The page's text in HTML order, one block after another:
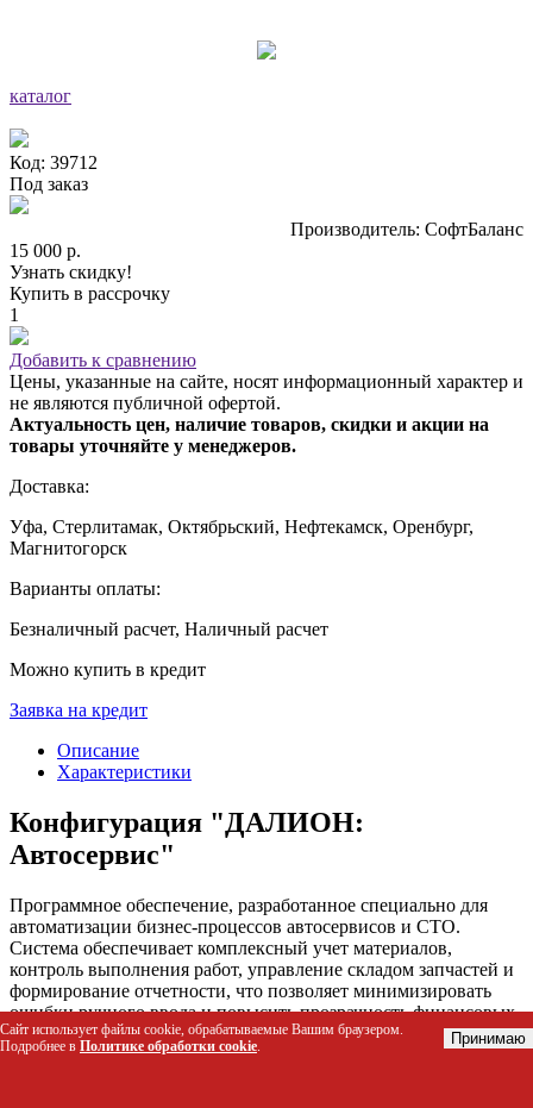
каталог
Код: 39712
Под заказ
Производитель: СофтБаланс
15 000 р.
Узнать скидку!
Купить в рассрочку
1
Добавить к сравнению
Цены, указанные на сайте, носят информационный характер и
не являются публичной офертой.
Актуальность цен, наличие товаров, скидки и акции на
товары уточняйте у менеджеров.
Доставка:
Уфа, Стерлитамак, Октябрьский, Нефтекамск, Оренбург,
Магнитогорск
Варианты оплаты:
Безналичный расчет, Наличный расчет
Можно купить в кредит
Заявка на кредит
Описание
Характеристики
Конфигурация "ДАЛИОН:
Автосервис"
Программное обеспечение, разработанное специально для
автоматизации бизнес-процессов автосервисов и СТО.
Система обеспечивает комплексный учет материалов,
контроль выполнения работ, управление складом запчастей и
формирование отчетности, что позволяет минимизировать
ошибки ручного ввода и повысить прозрачность финансовых
потоков предприятия.
Сайт использует файлы cookie, обрабатываемые Вашим браузером.
Подробнее в Политике обработки cookie. Принимаю